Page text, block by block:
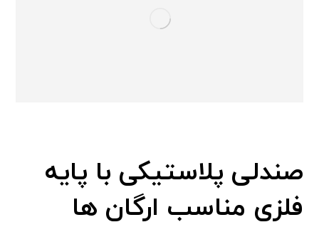
صندلی پلاستیکی با پایه
فلزی مناسب ارگان ها